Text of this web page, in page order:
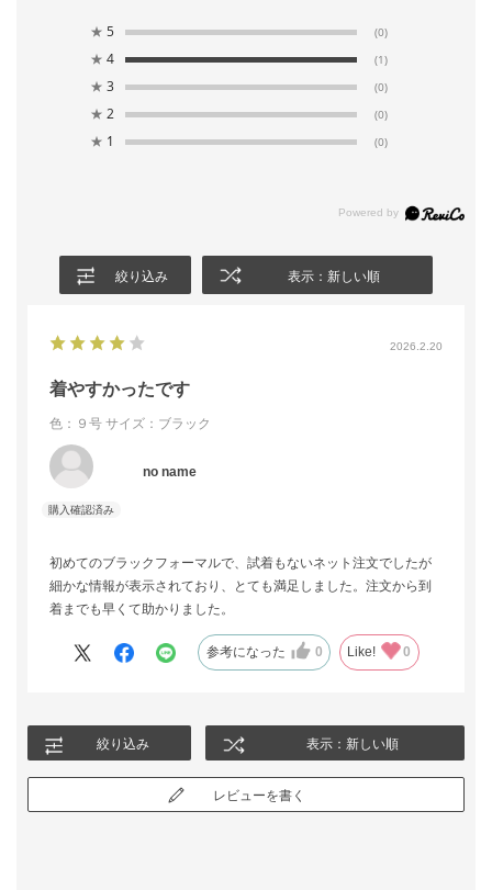
★ 5 (0)
★ 4 (1)
★ 3 (0)
★ 2 (0)
★ 1 (0)
絞り込み 表示：新しい順
2026.2.20
着やすかったです
色：９号 サイズ：ブラック
no name
初めてのブラックフォーマルで、試着もないネット注文でしたが
細かな情報が表示されており、とても満足しました。注文から到
着までも早くて助かりました。
参考になった 0 Like! 0
絞り込み 表示：新しい順
レビューを書く